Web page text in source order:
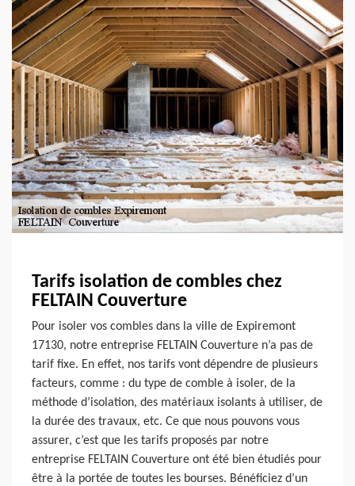
Tarifs isolation de combles chez
FELTAIN Couverture
Pour isoler vos combles dans la ville de Expiremont
17130, notre entreprise FELTAIN Couverture n’a pas de
tarif fixe. En effet, nos tarifs vont dépendre de plusieurs
facteurs, comme : du type de comble à isoler, de la
méthode d’isolation, des matériaux isolants à utiliser, de
la durée des travaux, etc. Ce que nous pouvons vous
assurer, c’est que les tarifs proposés par notre
entreprise FELTAIN Couverture ont été bien étudiés pour
être à la portée de toutes les bourses. Bénéficiez d’un